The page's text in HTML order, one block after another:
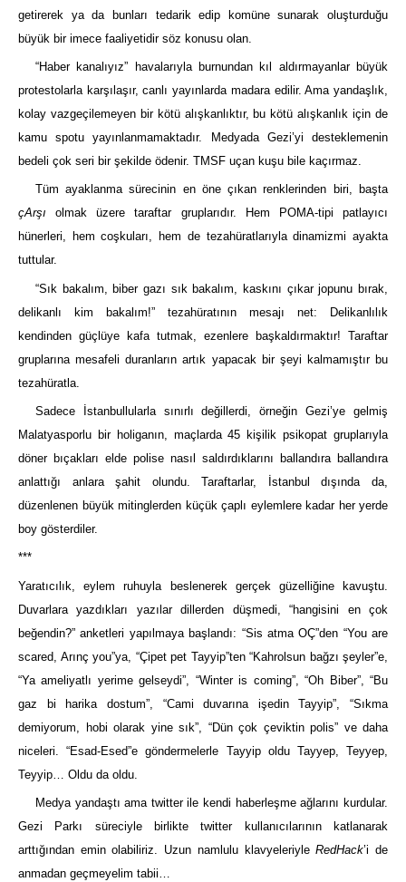
getirerek ya da bunları tedarik edip komüne sunarak oluşturduğu
büyük bir imece faaliyetidir söz konusu olan.
“Haber kanalıyız” havalarıyla burnundan kıl aldırmayanlar büyük
protestolarla karşılaşır, canlı yayınlarda madara edilir. Ama yandaşlık,
kolay vazgeçilemeyen bir kötü alışkanlıktır, bu kötü alışkanlık için de
kamu spotu yayınlanmamaktadır. Medyada Gezi’yi desteklemenin
bedeli çok seri bir şekilde ödenir. TMSF uçan kuşu bile kaçırmaz.
Tüm ayaklanma sürecinin en öne çıkan renklerinden biri, başta
çArşı olmak üzere taraftar gruplarıdır. Hem POMA-tipi patlayıcı
hünerleri, hem coşkuları, hem de tezahüratlarıyla dinamizmi ayakta
tuttular.
“Sık bakalım, biber gazı sık bakalım, kaskını çıkar jopunu bırak,
delikanlı kim bakalım!” tezahüratının mesajı net: Delikanlılık
kendinden güçlüye kafa tutmak, ezenlere başkaldırmaktır! Taraftar
gruplarına mesafeli duranların artık yapacak bir şeyi kalmamıştır bu
tezahüratla.
Sadece İstanbullularla sınırlı değillerdi, örneğin Gezi’ye gelmiş
Malatyasporlu bir holiganın, maçlarda 45 kişilik psikopat gruplarıyla
döner bıçakları elde polise nasıl saldırdıklarını ballandıra ballandıra
anlattığı anlara şahit olundu. Taraftarlar, İstanbul dışında da,
düzenlenen büyük mitinglerden küçük çaplı eylemlere kadar her yerde
boy gösterdiler.
***
Yaratıcılık, eylem ruhuyla beslenerek gerçek güzelliğine kavuştu.
Duvarlara yazdıkları yazılar dillerden düşmedi, “hangisini en çok
beğendin?” anketleri yapılmaya başlandı: “Sis atma OÇ”den “You are
scared, Arınç you”ya, “Çipet pet Tayyip”ten “Kahrolsun bağzı şeyler”e,
“Ya ameliyatlı yerime gelseydi”, “Winter is coming”, “Oh Biber”, “Bu
gaz bi harika dostum”, “Cami duvarına işedin Tayyip”, “Sıkma
demiyorum, hobi olarak yine sık”, “Dün çok çeviktin polis” ve daha
niceleri. “Esad-Esed”e göndermelerle Tayyip oldu Tayyep, Teyyep,
Teyyip… Oldu da oldu.
Medya yandaştı ama twitter ile kendi haberleşme ağlarını kurdular.
Gezi Parkı süreciyle birlikte twitter kullanıcılarının katlanarak
arttığından emin olabiliriz. Uzun namlulu klavyeleriyleRedHack’i de
anmadan geçmeyelim tabii…